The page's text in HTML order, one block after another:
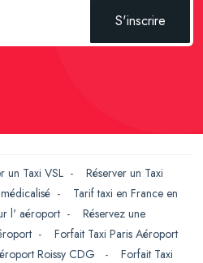
S'inscrire
un Taxi VSL - Réserver un Taxi
- Tarif taxi en France en
l' aéroport - Réservez une
- Forfait Taxi Paris Aéroport
Roissy CDG - Forfait Taxi